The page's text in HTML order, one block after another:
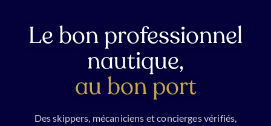
Le bon professionnel
nautique,
au bon port
Des skippers, mécaniciens et concierges vérifiés,